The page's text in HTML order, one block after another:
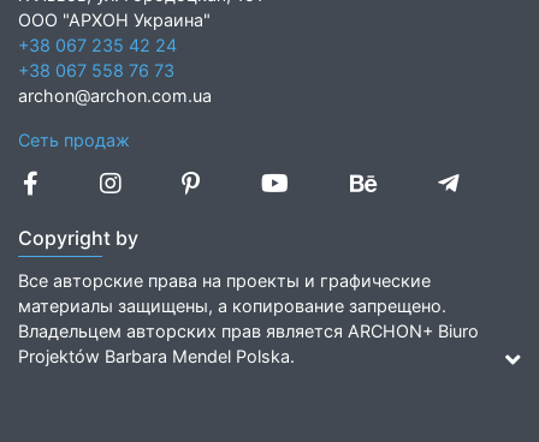
ООО "АРХОН Украина"
+38 067 235 42 24
+38 067 558 76 73
archon@archon.com.ua
Сеть продаж
Copyright by
Все авторские права на проекты и графические
материалы защищены, а копирование запрещено.
Владельцем авторских прав является ARCHON+ Biuro
Projektów Barbara Mendel Polska.